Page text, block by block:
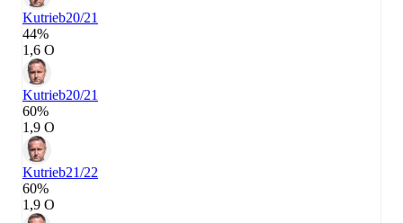
Kutrieb20/21
44%
1,6 О
Kutrieb20/21
60%
1,9 О
Kutrieb21/22
60%
1,9 О